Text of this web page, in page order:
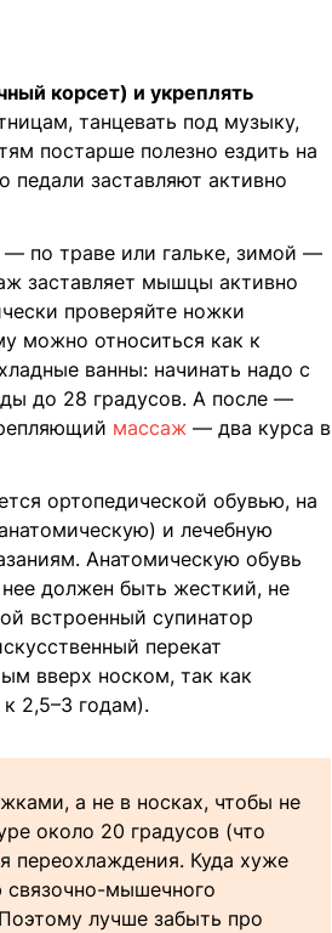
корсет) и укреплять
танцевать под музыку,
постарше полезно ездить на
педали заставляют активно
— по траве или гальке, зимой —
заставляет мышцы активно
проверяйте ножки
можно относиться как к
ванны: начинать надо с
до 28 градусов. А после —
массаж — два курса в
ортопедической обувью, на
и лечебную
Анатомическую обувь
должен быть жесткий, не
встроенный супинатор
перекат
вверх носком, так как
2,5–3 годам).
а не в носках, чтобы не
около 20 градусов (что
переохлаждения. Куда хуже
связочно-мышечного
лучше забыть про